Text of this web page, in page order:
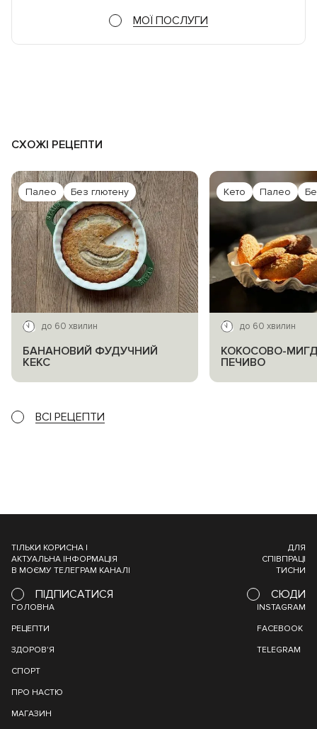
МОЇ ПОСЛУГИ
СХОЖІ РЕЦЕПТИ
Палео Без глютену
до 60 хвилин
БАНАНОВИЙ ФУДУЧНИЙ
КЕКС
Кето Палео
до 60 хвилин
КОКОСОВО-
ПЕЧИВО
ВСІ РЕЦЕПТИ
ТІЛЬКИ КОРИСНА І
АКТУАЛЬНА ІНФОРМАЦІЯ
В МОЄМУ ТЕЛЕГРАМ КАНАЛІ
ПІДПИСАТИСЯ
ДЛЯ
СПІВПРАЦІ
ТИСНИ
СЮДИ
ГОЛОВНА
РЕЦЕПТИ
ЗДОРОВ'Я
СПОРТ
ПРО НАСТЮ
МАГАЗИН
INSTAGRAM
FACEBOOK
TELEGRAM